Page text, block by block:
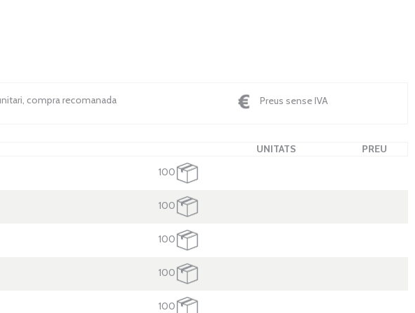
compra recomanada Preus sense IVA
UNITATS
PREU
100
100
100
100
100